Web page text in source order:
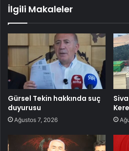
İlgili Makaleler
Gürsel Tekin hakkında suç
duyurusu
Ağustos 7, 2026